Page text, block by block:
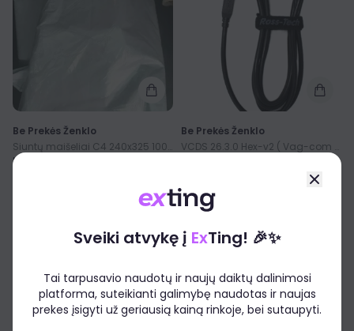
Be Prekės Ženklo
Nauja
Be Prekės Ženklo
0
Sveiki atvykę į ExTing! 🎉✨
Tai tarpusavio naudotų ir naujų daiktų dalinimosi
platforma, suteikianti galimybę naudotas ir naujas
prekes įsigyti už geriausią kainą rinkoje, bei sutaupyti.